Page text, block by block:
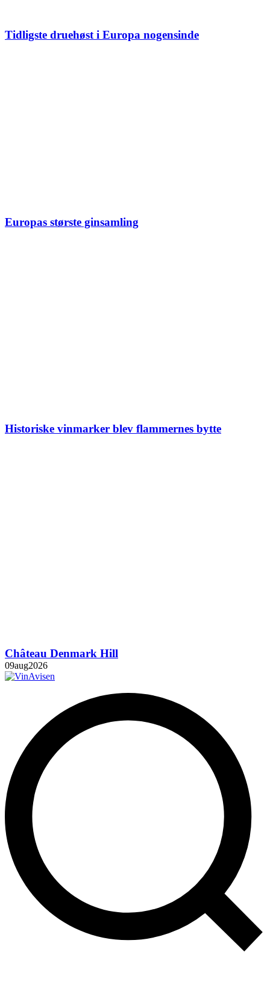
Tidligste druehøst i Europa nogensinde
Europas største ginsamling
Historiske vinmarker blev flammernes bytte
Château Denmark Hill
09aug2026